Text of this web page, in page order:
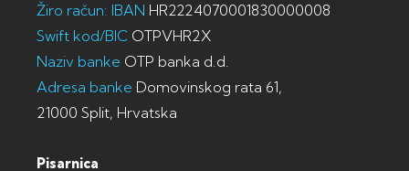
Žiro račun: IBAN HR2224070001830000008
Swift kod/BIC OTPVHR2X
Naziv banke OTP banka d.d.
Adresa banke Domovinskog rata 61,
21000 Split, Hrvatska
Pisarnica